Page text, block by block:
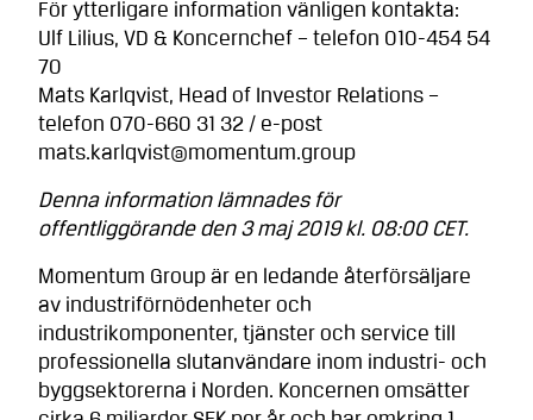
För ytterligare information vänligen kontakta:
Ulf Lilius, VD & Koncernchef – telefon 010-454 54
70
Mats Karlqvist, Head of Investor Relations –
telefon 070-660 31 32 / e-post
mats.karlqvist@momentum.group
Denna information lämnades för
offentliggörande den 3 maj 2019 kl. 08:00 CET.
Momentum Group är en ledande återförsäljare
av industriförnödenheter och
industrikomponenter, tjänster och service till
professionella slutanvändare inom industri- och
byggsektorerna i Norden. Koncernen omsätter